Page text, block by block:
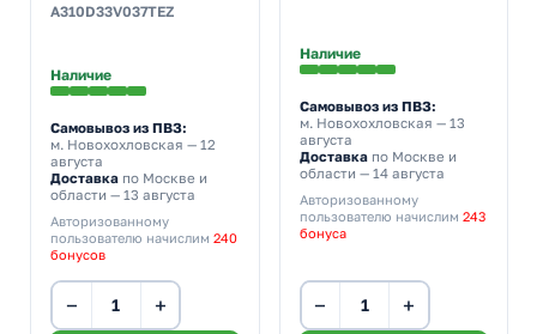
A310D33V037TEZ
Наличие
Самовывоз из ПВЗ:
м. Новохохловская — 12
августа
Доставка по Москве и
области — 13 августа
Авторизованному
пользователю начислим 240
бонусов
− +
Наличие
Самовывоз из ПВЗ:
м. Новохохловская — 13
августа
Доставкапо Москве и
области — 14 августа
Авторизованному
пользователю начислим 243
бонуса
− +